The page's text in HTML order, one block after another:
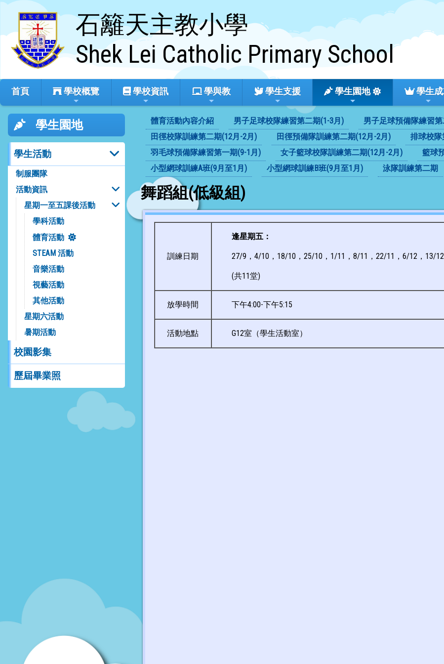
石籬天主教小學
Shek Lei Catholic Primary School
首頁 學校概覽 學校資訊 學與教 學生支援 學生園地 學生
學生園地
學生活動
制服團隊
活動資訊
星期一至五課後活動
學科活動
體育活動
STEAM 活動
音樂活動
視藝活動
其他活動
星期六活動
暑期活動
校園影集
歷屆畢業照
體育活動內容介紹 男子足球校隊練習第二期(1-3月) 男子足球預備隊練習
田徑校隊訓練第二期(12月-2月)
田徑預備隊訓練第二期(12月-2月) 排球校隊
羽毛球預備隊練習第一期(9-1月)
女子籃球校隊訓練第二期(12月-2月)
籃球
小型網球訓練A班(9月至1月)
小型網球訓練B班(9月至1月) 泳隊訓練第二期
舞蹈組(低級組)
訓練日期
逢星期五：
27/9，4/10，18/10，25/10，1/11，8/11，22/11，6/12，13/
(共11堂)
放學時間 下午4:00-下午5:15
活動地點 G12室（學生活動室）